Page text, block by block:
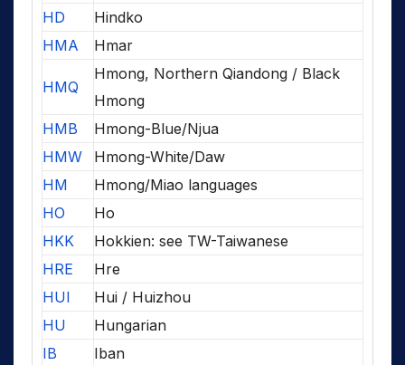
HD
Hindko
HMA
Hmar
HMQ
Hmong, Northern Qiandong / Black
Hmong
HMB
Hmong-Blue/Njua
HMW
Hmong-White/Daw
HM
Hmong/Miao languages
HO
Ho
HKK
Hokkien: see TW-Taiwanese
HRE
Hre
HUI
Hui / Huizhou
HU
Hungarian
IB
Iban